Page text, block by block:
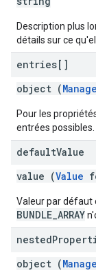
Description plus
détails sur ce
entries[]
object (
Pour les
entrées possibles.
defaultValue
value (Value
Valeur par défaut
BUNDLE_ARRAY
nested
object (